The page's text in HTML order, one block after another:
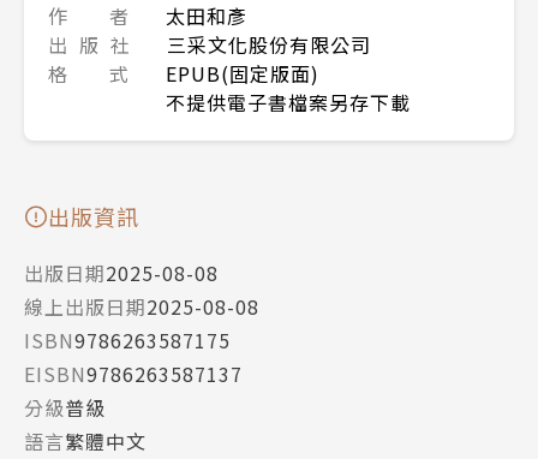
作 者
太田和彥
出 版 社
三采文化股份有限公司
格 式
EPUB(固定版面)
不提供電子書檔案另存下載
出版資訊
出版日期2025-08-08
線上出版日期2025-08-08
ISBN9786263587175
EISBN9786263587137
分級普級
語言繁體中文